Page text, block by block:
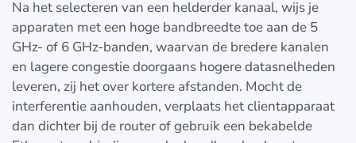
Na het selecteren van een helderder kanaal, wijs je
apparaten met een hoge bandbreedte toe aan de 5
GHz- of 6 GHz-banden, waarvan de bredere kanalen
en lagere congestie doorgaans hogere datasnelheden
leveren, zij het over kortere afstanden. Mocht de
interferentie aanhouden, verplaats het clientapparaat
dan dichter bij de router of gebruik een bekabelde